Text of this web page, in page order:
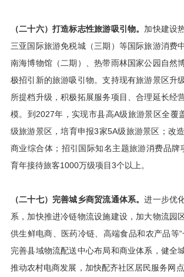
（二十六）打造标志性旅游吸引物。 加快建设
三亚国际旅游免税城（三期）等国际旅游消费
南海博物馆（二期）、热带雨林国家公园自然
极招引新的旅游吸引物。支持现有旅游景区升
所提档升级，积极拓展服务项目、合理延长经
模。到2027年，实现市县高A级旅游景区全覆
级旅游景区，培育申报3家5A级旅游景区；改
商业综合体；招引国际知名主题旅游消费品牌
育年接待旅客1000万级项目3个以上。
（二十七）完善城乡商贸流通体系。进一步优
系，加快推进冷链物流设施建设，加大物流园
供生鲜电商、医药冷链、高端食品和农产品等“
完善县域物流配送中心布局和商业体系，健全
推动农村电商发展，加快配齐社区居民服务网